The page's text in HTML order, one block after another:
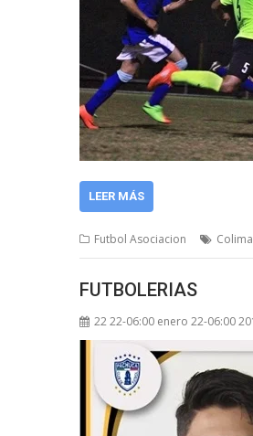
LEER MÁS
Futbol Asociacion
FUTBOLERIAS
22 22-06:00 enero 22-06:00